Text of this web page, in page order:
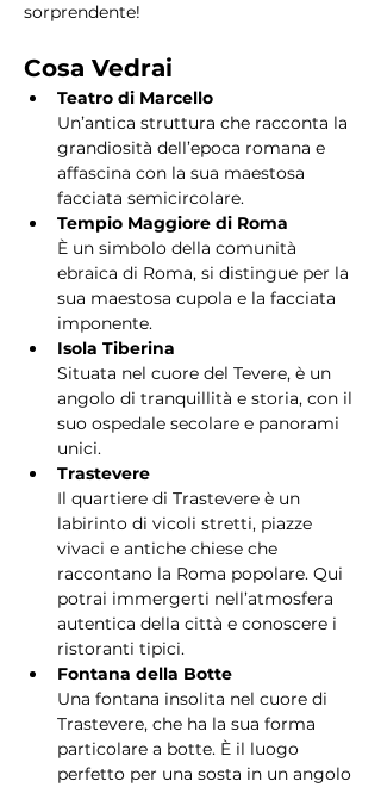
sorprendente!
Cosa Vedrai
Teatro di Marcello
Un’antica struttura che racconta la
grandiosità dell’epoca romana e
affascina con la sua maestosa
facciata semicircolare.
Tempio Maggiore di Roma
È un simbolo della comunità
ebraica di Roma, si distingue per la
sua maestosa cupola e la facciata
imponente.
Isola Tiberina
Situata nel cuore del Tevere, è un
angolo di tranquillità e storia, con il
suo ospedale secolare e panorami
unici.
Trastevere
Il quartiere di Trastevere è un
labirinto di vicoli stretti, piazze
vivaci e antiche chiese che
raccontano la Roma popolare. Qui
potrai immergerti nell’atmosfera
autentica della città e conoscere i
ristoranti tipici.
Fontana della Botte
Una fontana insolita nel cuore di
Trastevere, che ha la sua forma
particolare a botte. È il luogo
perfetto per una sosta in un angolo